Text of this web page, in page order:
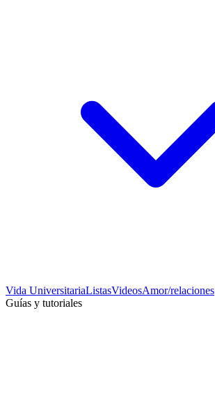
Vida UniversitariaListasVideosAmor/relaciones
Guías y tutoriales